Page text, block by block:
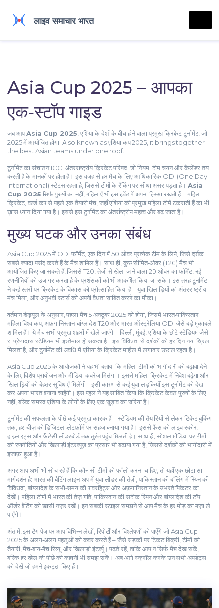
Asia Cup 2025 – आपका
एक‑स्टॉप गाइड
जब आपAsia Cup 2025 एशिया के देशों के बीच होने वाला प्रमुख क्रिकेट टुर्नामेंट, जो
2025 में आयोजित होगा . Also known asएशिया कप 2025 , it brings together
the best Asian teams under one roof.
टूर्नामेंट का संचालनICC अंतरराष्ट्रीय क्रिकेट परिषद, जो नियम, टीम चयन और कैलेंडर तय
करती हैके मानकों पर होता है। इस वजह से हर मैच के लिए आधिकारिक ODI (One Day
International) स्टेटस रहता है, जिससे टीमों के रैंकिंग पर सीधा असर पड़ता है। Asia
Cup 2025 सिर्फ पुरुषों का नहीं, महिलाएँ भी इस इवेंट में अपना हिस्सा रखती हैं –महिला
क्रिकेट, वर्ल्ड कप से पहले एक तैयारी मंच, जहाँ एशिया की प्रमुख महिला टीमें टकराती हैंका भी
ख़ास ध्यान दिया गया है। इससे इस टुर्नामेंट का अंतर्राष्ट्रीय महत्व और बढ़ जाता है।
मुख्य घटक और उनका संबंध
Asia Cup 2025 में ODI फॉर्मेट, एक दिन में 50 ओवर प्रत्येक टीम के लिये, जिसे दर्शक
सबसे ज्यादा पसंद करते हैंके मैच शामिल हैं। साथ ही, कुछ सीमित‑ओवर (T20) मैच भी
आयोजित किए जा सकते हैं, जिससेT20 तेजी से खेला जाने वाला 20 ओवर का फॉर्मेट, नई
रणनीतियों को उजागर करता हैके प्रशंसकों को भी आकर्षित किया जा सके। इस तरह टूर्नामेंट
ने कई स्तरों पर क्रिकेट के विकास को प्रोत्साहित किया है – युवा खिलाड़ियों को अंतरराष्ट्रीय
मंच मिला, और अनुभवी स्टार्स को अपनी वैधता साबित करने का मौका।
वर्तमान शेड्यूल के अनुसार, पहला मैच 5 अक्टूबर 2025 को होगा, जिसमें भारत‑पाकिस्तान
महिला विश्व कप, अफ़गानिस्तान‑बांग्लादेश T20 और भारत‑ऑस्ट्रेलिया ODI जैसे बड़े मुकाबले
शामिल हैं। ये मैच सभी प्रमुख शहरों में खेले जाएंगे – दिल्ली, मुंबई, एशिया के छोटे स्टेडियम जैसे
र. प्रेणादास स्टेडियम भी इस्तेमाल हो सकता है। इस विविधता से दर्शकों को हर दिन नया थ्रिल
मिलता है, और टुर्नामेंट की अवधि में एशिया के क्रिकेट माहौल में लगातार उछाल रहता है।
Asia Cup 2025 के आयोजकों ने यह भी बताया कि महिला टीमों की भागीदारी को बढ़ावा देने
के लिए विशेष प्रायोजन और मीडिया कवरेज मिलेगा। इससे महिला क्रिकेट में निवेश बढ़ेगा और
खिलाड़ियों को बेहतर सुविधाएँ मिलेंगी। इसी कारण से कई युवा लड़कियाँ इस टूर्नामेंट को देख
कर अपना भारत बनाना चाहेंगी। इस पहल ने यह साबित किया कि क्रिकेट केवल पुरुषों के लिए
नहीं, बल्कि समस्त एशिया के लोगों के लिए एक जुड़ाव का जरिया है।
टूर्नामेंट की सफलता के पीछे कई प्रमुख कारक हैं – स्टेडियम की तैयारियों से लेकर टिकेट बुकिंग
तक, हर चीज़ को डिजिटल प्लेटफ़ॉर्म पर सहज बनाया गया है। इससे फैंस को लाइव स्कोर,
हाइलाइट्स और फैंटेसी लीडरबोर्ड तक तुरंत पहुंच मिलती है। साथ ही, सोशल मीडिया पर टीमों
की रणनीतियों और खिलाड़ी इंटरव्यूज़ का प्रसार भी बढ़ाया गया है, जिससे दर्शकों की भागीदारी में
इजाफ़ा हुआ है।
अगर आप अभी भी सोच रहे हैं कि कौन सी टीमों को फॉलो करना चाहिए, तो यहाँ एक छोटा सा
मार्गदर्शन है: भारत की बैटिंग लाइन‑अप में युवा लीडर की तेज़ी, पाकिस्तान की बॉलिंग में स्पिन की
विविधता, बांग्लादेश के सभी‑समय की पावरहिट्स और अफ़गानिस्तान के उभरते पिकेटर को
देखें। महिला टीमों में भारत की तेज़ गति, पाकिस्तान की सटीक स्पिन और बांग्लादेश की टॉप
ऑर्डर बैटिंग को खासी नज़र रखें। इन सबकी स्टाइल समझने से आप मैच के हर मोड़ का मज़ा ले
पाएँगे।
अंत में, इस टैग पेज पर आप विभिन्न लेखों, रिपोर्टों और विश्लेषणों को पाएँगे जो Asia Cup
2025 के अलग‑अलग पहलुओं को कवर करते हैं – जैसे सड़कों पर टिकट बिक्री, टीमों की
तैयारी, मैच‑बाय‑मैच रिव्यू, और खिलाड़ी इंटर्व्यू। पढ़ते रहें, ताकि आप न सिर्फ मैच देख सकें,
बल्कि हर खेल की पीछे की कहानी भी समझ सकें। अब आगे स्क्रॉल करके उन सभी अपडेट्स
को देखें जो हमने इकट्ठा किए हैं।